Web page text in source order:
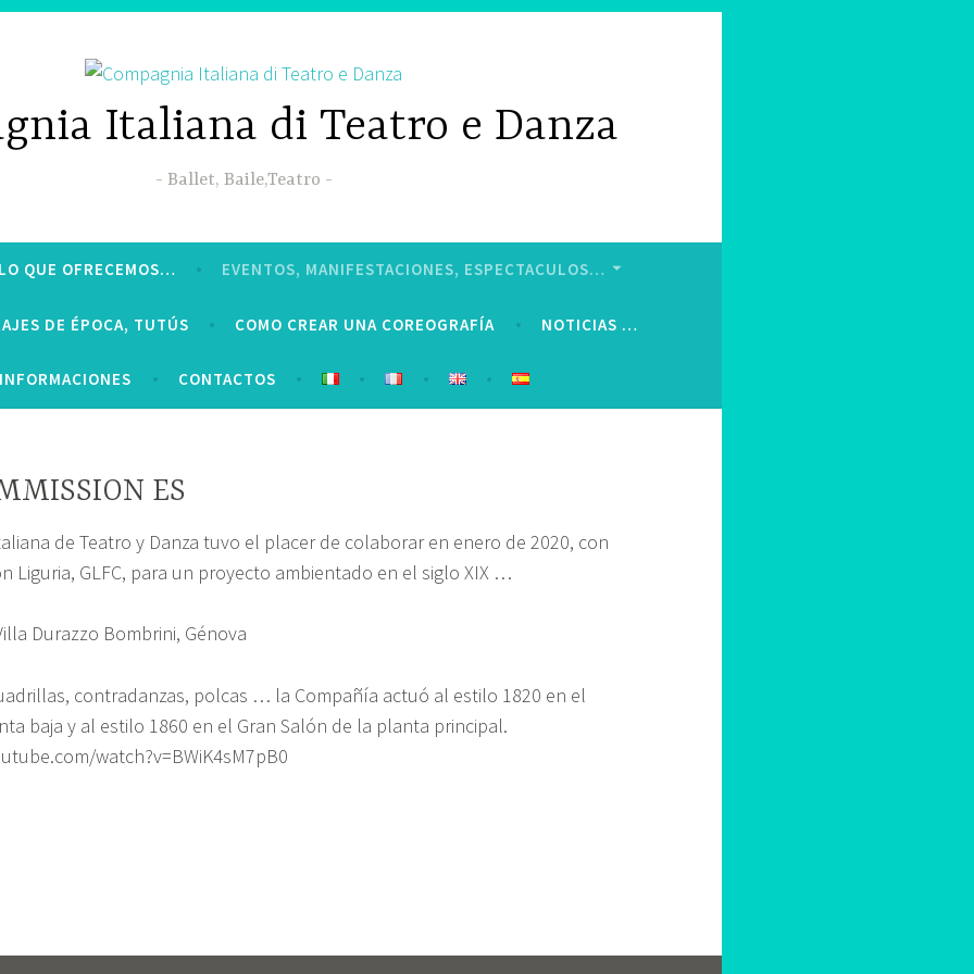
Italiana di Teatro e Danza
Ballet, Baile,Teatro
LO QUE OFRECEMOS… EVENTOS, MANIFESTACIONES, ESPECTACULOS…
DE ÉPOCA, TUTÚS COMO CREAR UNA COREOGRAFÍA NOTICIAS …
INFORMACIONES CONTACTOS
ES
de Teatro y Danza tuvo el placer de colaborar en enero de 2020, con
Liguria, GLFC, para un proyecto ambientado en el siglo XIX …
Durazzo Bombrini, Génova
contradanzas, polcas … la Compañía actuó al estilo 1820 en el
baja y al estilo 1860 en el Gran Salón de la planta principal.
watch?v=BWiK4sM7pB0